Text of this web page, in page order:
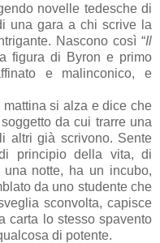
novelle tedesche di
una gara a chi scrive la
Nascono così “Il
figura di Byron e primo
e malinconico, e
si alza e dice che
da cui trarre una
altri già scrivono. Sente
principio della vita, di
una notte, ha un incubo,
da uno studente che
sconvolta, capisce
carta lo stesso spavento
di potente.